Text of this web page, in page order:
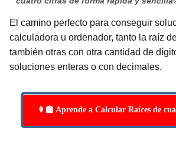
El camino perfecto para conseguir
calculadora u ordenador, tanto la raíz
también otras con otra cantidad de
soluciones enteras o con decimales.
👩‍🏫 Aprende a Calcular Raíces de